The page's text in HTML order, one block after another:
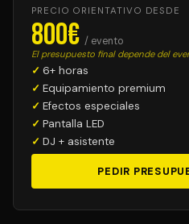
PRECIO ORIENTATIVO DESDE
800€ / evento
El presupuesto final depende del
6+ horas
Equipamiento premium
Efectos especiales
Pantalla LED
DJ + asistente
PEDIR